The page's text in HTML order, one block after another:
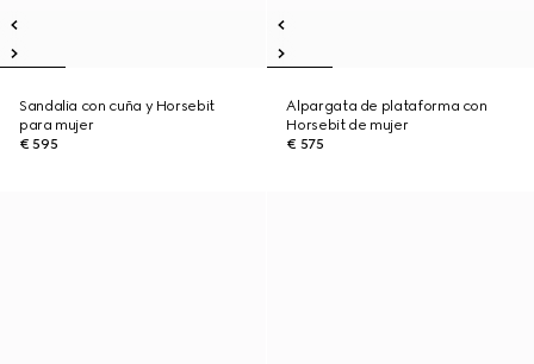
Sandalia con cuña y Horsebit
para mujer
€ 595
Alpargata de plataforma con
Horsebit de mujer
€ 575